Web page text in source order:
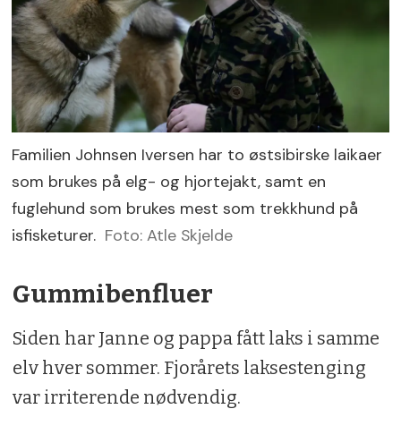
Familien Johnsen Iversen har to østsibirske laikaer
som brukes på elg- og hjortejakt, samt en
fuglehund som brukes mest som trekkhund på
isfisketurer. Foto: Atle Skjelde
Gummibenfluer
Siden har Janne og pappa fått laks i samme
elv hver sommer. Fjorårets laksestenging
var irriterende nødvendig.